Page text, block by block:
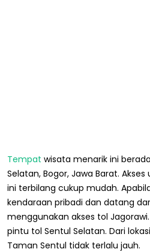
Tempat wisata menarik ini
Selatan, Bogor, Jawa Barat.
ini terbilang cukup mudah.
kendaraan pribadi dan datang
menggunakan akses tol
pintu tol Sentul Selatan. Dari
Taman Sentul tidak terlalu jauh.